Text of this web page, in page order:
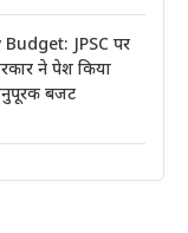
JPSC पर
ने पेश किया
बजट